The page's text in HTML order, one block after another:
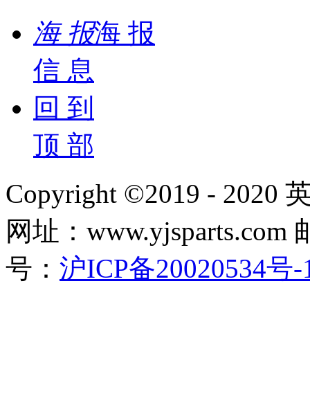
海 报海 报
信 息
回 到
顶 部
Copyright ©2019 - 2020
网址：www.yjsparts.com
号： 沪ICP备20020534号-